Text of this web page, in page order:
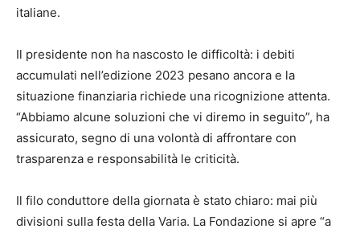
italiane.
Il presidente non ha nascosto le difficoltà: i debiti
accumulati nell’edizione 2023 pesano ancora e la
situazione finanziaria richiede una ricognizione attenta.
“Abbiamo alcune soluzioni che vi diremo in seguito”, ha
assicurato, segno di una volontà di affrontare con
trasparenza e responsabilità le criticità.
Il filo conduttore della giornata è stato chiaro: mai più
divisioni sulla festa della Varia. La Fondazione si apre “a